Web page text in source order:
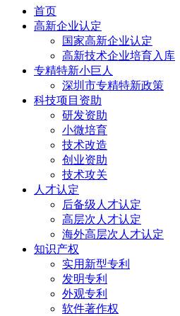
首页
高新企业认定
国家高新企业认定
高新技术企业培育入库
专精特新小巨人
深圳市专精特新政策
科技项目资助
研发资助
小微培育
技术改造
创业资助
技术攻关
人才认定
后备级人才认定
高层次人才认定
海外高层次人才认定
知识产权
实用新型专利
发明专利
外观专利
软件著作权